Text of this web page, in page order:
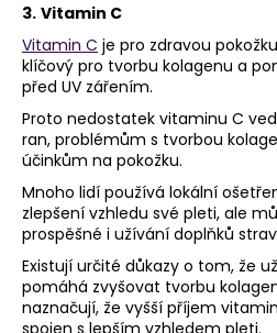
3. Vitamin C
Vitamin C je pro zdravou
klíčový pro tvorbu kolagenu a
před UV zářením.
Proto nedostatek vitaminu C
ran, problémům s tvorbou
účinkům na pokožku.
Mnoho lidí používá lokální
zlepšení vzhledu své pleti, ale
prospěšné i užívání doplňků
Existují určité důkazy o tom, že
pomáhá zvyšovat tvorbu
naznačují, že vyšší příjem
spojen s lepším vzhledem pleti.